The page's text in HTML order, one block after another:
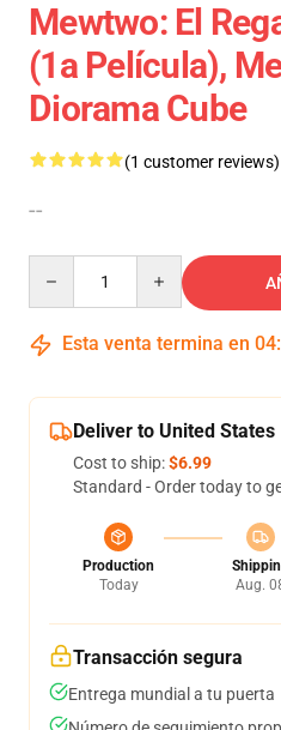
Mewtwo: El
(1a Película),
Diorama Cube
(1 customer reviews)
--
Esta venta termina en 04:
Deliver to United States
Cost to ship:$6.99
Standard - Order today to
Production
Today
Aug.
Transacción segura
Entrega mundial a tu puerta